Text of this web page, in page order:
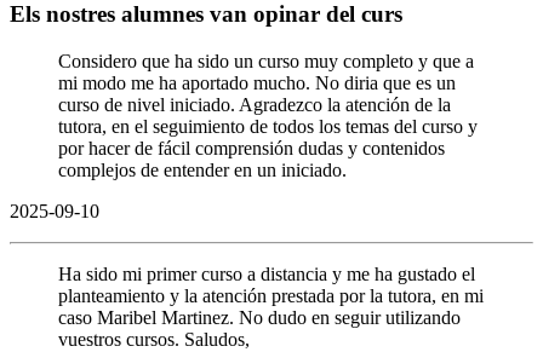
Els nostres alumnes van opinar del curs
Considero que ha sido un curso muy completo y que a
mi modo me ha aportado mucho. No diria que es un
curso de nivel iniciado. Agradezco la atención de la
tutora, en el seguimiento de todos los temas del curso y
por hacer de fácil comprensión dudas y contenidos
complejos de entender en un iniciado.
2025-09-10
Ha sido mi primer curso a distancia y me ha gustado el
planteamiento y la atención prestada por la tutora, en mi
caso Maribel Martinez. No dudo en seguir utilizando
vuestros cursos. Saludos,